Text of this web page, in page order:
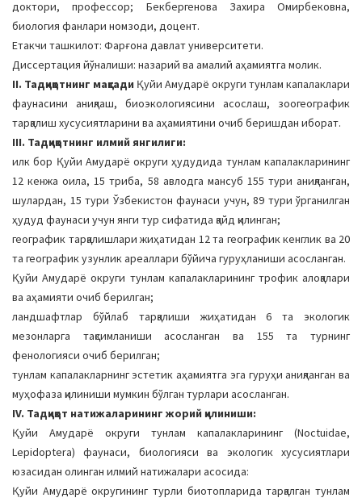
доктори, профессор; Бекбергенова Захира Омирбековна,
биология фанлари номзоди, доцент.
Етакчи ташкилот: Фарғона давлат университети.
Диссертация йўналиши: назарий ва амалий аҳамиятга молик.
II. Тадқиқотнинг мақсади Қуйи Амударё округи тунлам капалаклари
фаунасини аниқлаш, биоэкологиясини асослаш, зоогеографик
тарқалиш хусусиятларини ва аҳамиятини очиб беришдан иборат.
III. Тадқиқотнинг илмий янгилиги:
илк бор Қуйи Амударё округи ҳудудида тунлам капалакларининг
12 кенжа оила, 15 триба, 58 авлодга мансуб 155 тури аниқланган,
шулардан, 15 тури Ўзбекистон фаунаси учун, 89 тури ўрганилган
ҳудуд фаунаси учун янги тур сифатида қайд қилинган;
географик тарқалишлари жиҳатидан 12 та географик кенглик ва 20
та географик узунлик ареаллари бўйича гуруҳланиши асосланган.
Қуйи Амударё округи тунлам капалакларининг трофик алоқалари
ва аҳамияти очиб берилган;
ландшафтлар бўйлаб тарқалиши жиҳатидан 6 та экологик
мезонларга тақсимланиши асосланган ва 155 та турнинг
фенологияси очиб берилган;
тунлам капалакларнинг эстетик аҳамиятга эга гуруҳи аниқланган ва
муҳофаза қилиниши мумкин бўлган турлари асосланган.
IV. Тадқиқот натижаларининг жорий қилиниши:
Қуйи Амударё округи тунлам капалакларининг (Noctuidae,
Lepidoptera) фаунаси, биологияси ва экологик хусусиятлари
юзасидан олинган илмий натижалари асосида:
Қуйи Амударё округининг турли биотопларида тарқалган тунлам